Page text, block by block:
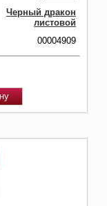
Черный дракон
листовой
00004909